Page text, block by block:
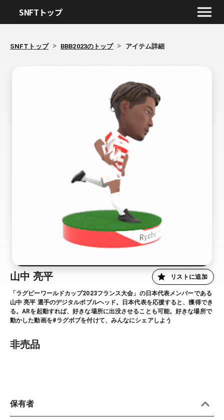
SNFTトップ
SNFTトップ > BBB2023のトップ > アイテム詳細
山中 亮平 リストに追加
「ラグビーワールドカップ2023フランス大会」の日本代表メンバーである
山中 亮平 選手のデジタルボブルヘッド。日本代表を応援すると、獲得でき
る。ARを起動すれば、好きな場所に出没させることも可能。好きな場所で
動かした動画を#ラグボブを付けて、みんなにシェアしよう
非売品
保有者